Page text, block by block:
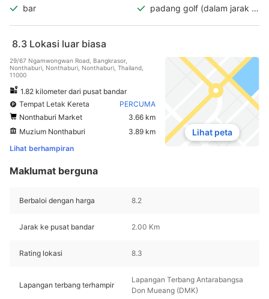
bar
padang golf (dalam jarak 3
8.3 Lokasi luar biasa
29/67 Ngamwongwan Road, Bangkrasor,
Nonthaburi, Nonthaburi, Nonthaburi, Thailand,
11000
1.82 kilometer dari pusat bandar
Tempat Letak Kereta
PERCUMA
Nonthaburi Market
3.66 km
Muzium Nonthaburi
3.89 km
Lihat berhampiran
Lihat peta
Maklumat berguna
Berbaloi dengan harga 8.2
Jarak ke pusat bandar 2.00 Km
Rating lokasi 8.3
Lapangan terbang terhampir
Lapangan Terbang Antarabangsa
Don Mueang (DMK)